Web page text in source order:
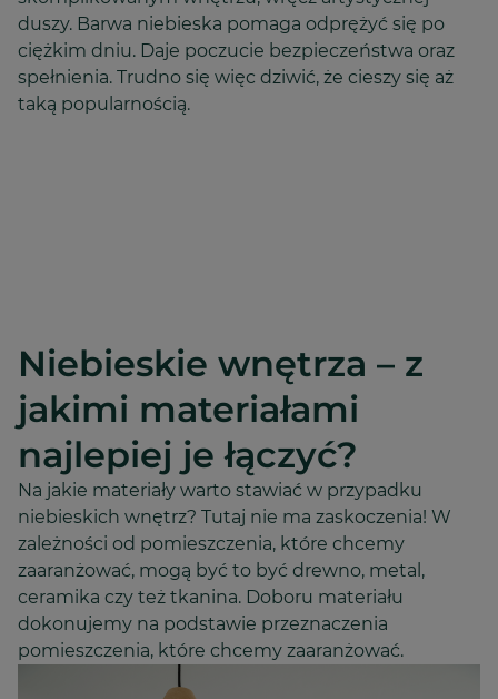
duszy. Barwa niebieska pomaga odprężyć się po
ciężkim dniu. Daje poczucie bezpieczeństwa oraz
spełnienia. Trudno się więc dziwić, że cieszy się aż
taką popularnością.
Niebieskie wnętrza – z
jakimi materiałami
najlepiej je łączyć?
Na jakie materiały warto stawiać w przypadku
niebieskich wnętrz? Tutaj nie ma zaskoczenia! W
zależności od pomieszczenia, które chcemy
zaaranżować, mogą być to być drewno, metal,
ceramika czy też tkanina. Doboru materiału
dokonujemy na podstawie przeznaczenia
pomieszczenia, które chcemy zaaranżować.